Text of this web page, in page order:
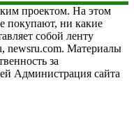
проектом. На этом
покупают, ни какие
собой ленту
newsru.com. Материалы
за
Администрация сайта